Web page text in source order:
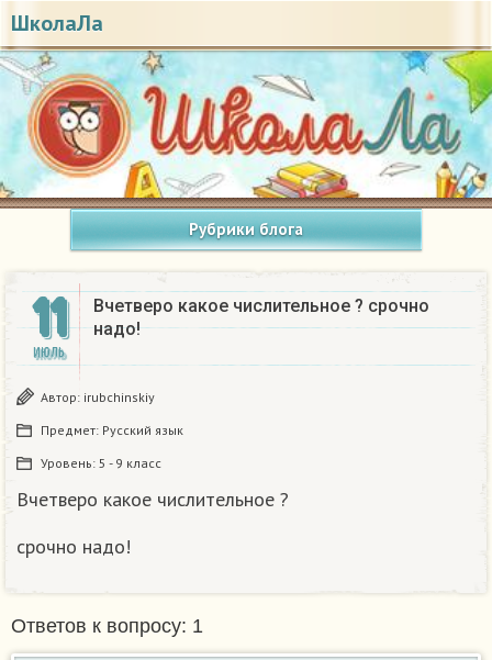
ШколаЛа
Рубрики блога
11
ИЮЛЬ
Вчетверо какое числительное ? срочно
надо!
Автор: irubchinskiy
Предмет: Русский язык
Уровень: 5 - 9 класс
Вчетверо какое числительное ?
срочно надо!
Ответов к вопросу: 1